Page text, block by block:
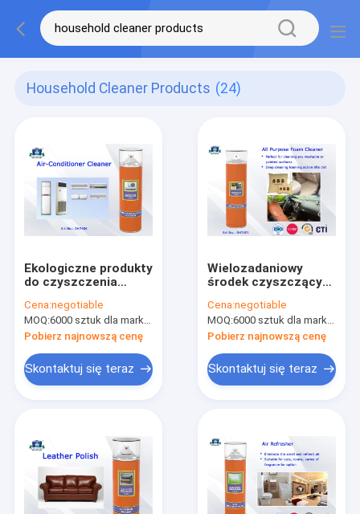
Household Cleaner Products (24)
Ekologiczne produkty
do czyszczenia
domowego Środki
czyszczące do
klimatyzatorów
Spray do samochodu
lub domu
Cena:negotiable
MOQ:6000 sztuk dla marki Aristo, 15000 sztuk dla marki klienta
Pobierz najnowszą cenę
Skontaktuj się teraz
Wielozadaniowy
środek czyszczący
pianki do domowych
produktów do
czyszczenia domu
Cena:negotiable
MOQ:6000 sztuk dla marki Aristo, 15000 sztuk dla marki klienta
Pobierz najnowszą cenę
Skontaktuj się teraz